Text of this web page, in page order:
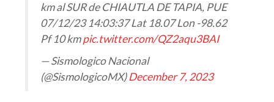
km al SUR de CHIAUTLA DE TAPIA, PUE
07/12/23 14:03:37 Lat 18.07 Lon -98.62
Pf 10 kmpic.twitter.com/QZ2aqu3BAI
— Sismologico Nacional
(@SismologicoMX)December 7, 2023